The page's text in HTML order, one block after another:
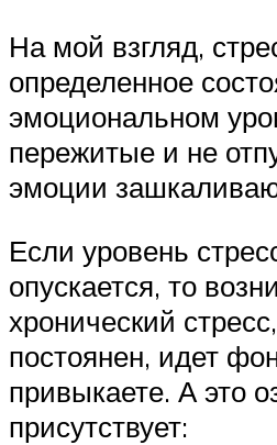
На мой взгляд,
определенное
эмоциональном
пережитые и не
эмоции
Если уровень
опускается, то
хронический
постоянен, идет
привыкаете. А это
присутствует: